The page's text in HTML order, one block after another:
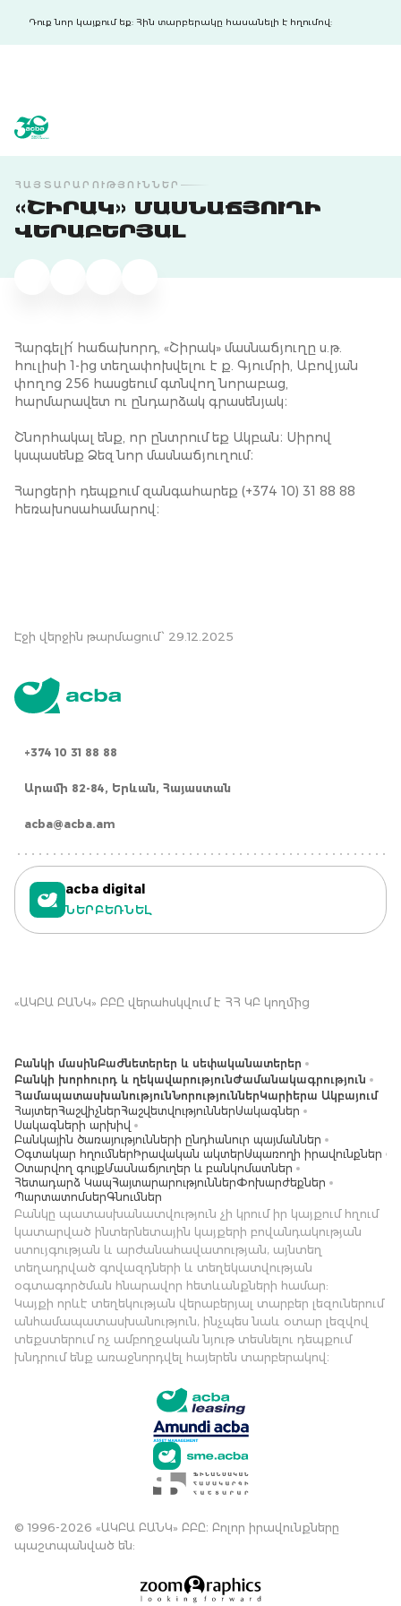
Դուք նոր կայքում եք: Հին տարբերակը հասանելի է հղումով:
ՀԱՅՏԱՐԱՐՈՒԹՅՈՒՆՆԵՐ
«ՇԻՐԱԿ» ՄԱՍՆԱՃՅՈՒՂԻ
ՎԵՐԱԲԵՐՅԱԼ
Հարգելի՛ հաճախորդ, «Շիրակ» մասնաճյուղը ս.թ.
հուլիսի 1-ից տեղափոխվելու է ք. Գյումրի, Աբովյան
փողոց 256 հասցեում գտնվող նորաբաց,
հարմարավետ ու ընդարձակ գրասենյակ։
Շնորհակալ ենք, որ ընտրում եք Ակբան։ Սիրով
կսպասենք Ձեզ նոր մասնաճյուղում։
Հարցերի դեպքում զանգահարեք (+374 10) 31 88 88
հեռախոսահամարով։
Էջի վերջին թարմացում՝ 29.12.2025
+374 10 31 88 88
Արամի 82-84, Երևան, Հայաստան
acba@acba.am
acba digital
ՆԵՐԲԵՌՆԵԼ
«ԱԿԲԱ ԲԱՆԿ» ԲԲԸ վերահսկվում է ՀՀ ԿԲ կողմից
Բանկի մասինԲաժնետերեր և սեփականատերեր
Բանկի խորհուրդ և ղեկավարությունԺամանակագրություն
ՀամապատասխանությունՆորություններԿարիերա Ակբայում
ՀայտերՀաշվիչներՀաշվետվություններՍակագներ
Սակագների արխիվ
Բանկային ծառայությունների ընդհանուր պայմաններ
Օգտակար հղումներ Իրավական ակտերՍպառողի իրավունքներ
Օտարվող գույքՄասնաճյուղեր և բանկոմատներ
Հետադարձ ԿապՀայտարարություններՓոխարժեքներ
ՊարտատոմսերԳնումներ
Բանկը պատասխանատվություն չի կրում իր կայքում հղում
կատարված ինտերնետային կայքերի բովանդակության
ստույգության և արժանահավատության, այնտեղ
տեղադրված գովազդների և տեղեկատվության
օգտագործման հնարավոր հետևանքների համար:
Կայքի որևէ տեղեկության վերաբերյալ տարբեր լեզուներում
անհամապատասխանություն, ինչպես նաև օտար լեզվով
տեքստերում ոչ ամբողջական նյութ տեսնելու դեպքում
խնդրում ենք առաջնորդվել հայերեն տարբերակով։
© 1996-2026 «ԱԿԲԱ ԲԱՆԿ» ԲԲԸ։ Բոլոր իրավունքները
պաշտպանված են: